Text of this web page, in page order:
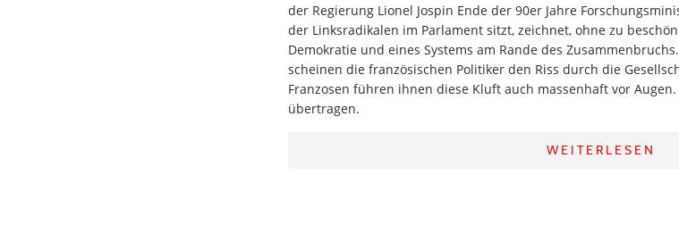
der Regierung Lionel Jospin Ende der 90er Jahre
der Linksradikalen im Parlament sitzt, zeichnet, ohne zu
Demokratie und eines Systems am Rande des
scheinen die französischen Politiker den Riss durch die
Franzosen führen ihnen diese Kluft auch massenhaft vor
übertragen.
WEITERLESEN